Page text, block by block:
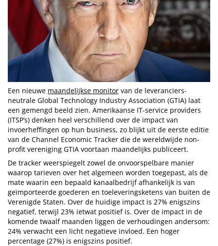
Een nieuwe maandelijkse monitor van de leveranciers-
neutrale Global Technology Industry Association (GTIA) laat
een gemengd beeld zien. Amerikaanse IT-service providers
(ITSP’s) denken heel verschillend over de impact van
invoerheffingen op hun business, zo blijkt uit de eerste editie
van de Channel Economic Tracker die de wereldwijde non-
profit vereniging GTIA voortaan maandelijks publiceert.
De tracker weerspiegelt zowel de onvoorspelbare manier
waarop tarieven over het algemeen worden toegepast, als de
mate waarin een bepaald kanaalbedrijf afhankelijk is van
geïmporteerde goederen en toeleveringsketens van buiten de
Verenigde Staten. Over de huidige impact is 27% enigszins
negatief, terwijl 23% ietwat positief is. Over de impact in de
komende twaalf maanden liggen de verhoudingen andersom:
24% verwacht een licht negatieve invloed. Een hoger
percentage (27%) is enigszins positief.